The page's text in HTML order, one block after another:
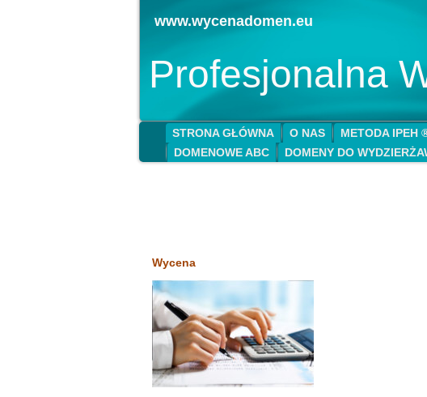
Profesjonalna
www.wycenadomen.eu
STRONA GŁÓWNA O NAS METODA IPEH
DOMENOWE ABC
DOMENY DO
Wycena